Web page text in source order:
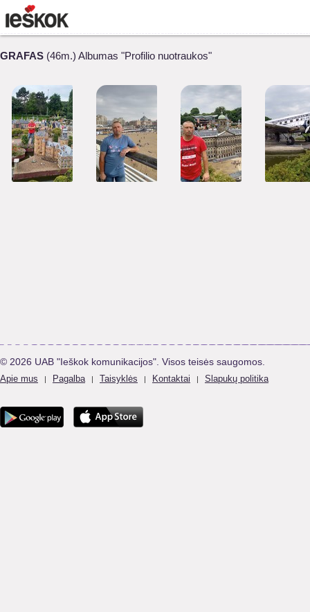
GRAFAS (46m.) Albumas "Profilio nuotraukos"
© 2026 UAB "Ieškok komunikacijos". Visos teisės saugomos.
Apie mus | Pagalba | Taisyklės | Kontaktai | Slapukų politika